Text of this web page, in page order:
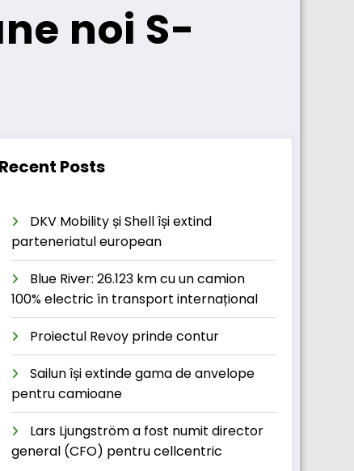
noi S-
Recent Posts
DKV Mobility și Shell își extind
parteneriatul european
Blue River: 26.123 km cu un camion
100% electric în transport internațional
Proiectul Revoy prinde contur
Sailun își extinde gama de anvelope
pentru camioane
Lars Ljungström a fost numit director
general (CFO) pentru cellcentric